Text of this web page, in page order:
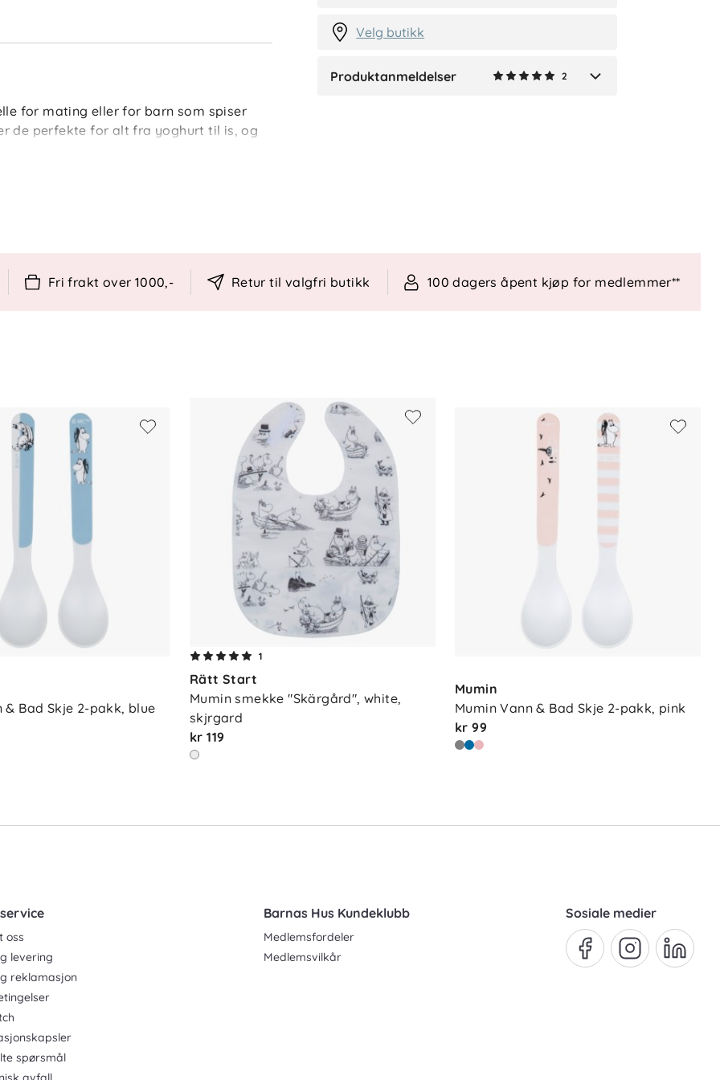
for mating eller for barn som spiser
de perfekte for alt fra yoghurt til is, og
fri for skadelige stoffer.
(maks 50 grader).
(50 grader). Tåler ikke
bærekraft, og med sitt Mumin-design
Velg butikk
Produktanmeldelser 2
Fri frakt over 1000,- Retur til valgfri butikk 100 dagers åpent kjøp for medlemmer**
& Bad Skje 2-pakk, blue
1
Rätt Start
Mumin smekke "Skärgård", white,
skjrgard
kr 119
Mumin
Mumin Vann & Bad Skje 2-pakk, pink
kr 99
oss
levering
reklamasjon
spørsmål
Barnas Hus Kundeklubb
Medlemsfordeler
Medlemsvilkår
Sosiale medier